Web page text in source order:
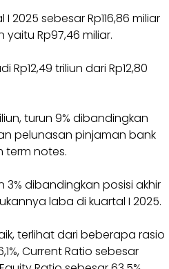
sebesar Rp116,86 miliar
Rp97,46 miliar.
triliun dari Rp12,80
turun 9% dibandingkan
pelunasan pinjaman bank
term notes.
3% dibandingkan posisi akhir
laba di kuartal I 2025.
terlihat dari beberapa rasio
Current Ratio sebesar